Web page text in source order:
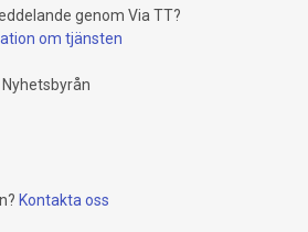
genom Via TT?
om tjänsten
Kontakta oss